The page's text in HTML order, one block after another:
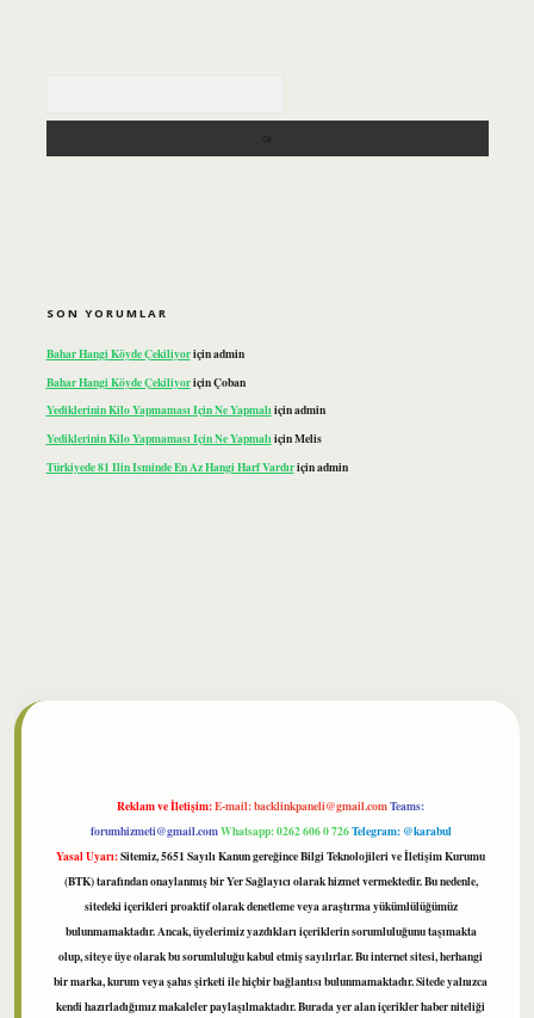
SON YORUMLAR
Bahar Hangi Köyde Çekiliyoriçinadmin
Bahar Hangi Köyde ÇekiliyoriçinÇoban
Yediklerinin Kilo Yapmaması Için Ne Yapmalıiçinadmin
Yediklerinin Kilo Yapmaması Için Ne YapmalıiçinMelis
Türkiyede 81 Ilin Isminde En Az Hangi Harf Vardıriçinadmin
Reklam ve İletişim:E-mail:backlinkpaneli@gmail.comTeams:
forumhizmeti@gmail.comWhatsapp: 0262 606 0 726Telegram: @karabul
Yasal Uyarı:Sitemiz, 5651 Sayılı Kanun gereğince Bilgi Teknolojileri ve İletişim Kurumu
(BTK) tarafından onaylanmış bir Yer Sağlayıcı olarak hizmet vermektedir. Bu nedenle,
sitedeki içerikleri proaktif olarak denetleme veya araştırma yükümlülüğümüz
bulunmamaktadır. Ancak, üyelerimiz yazdıkları içeriklerin sorumluluğunu taşımakta
olup, siteye üye olarak bu sorumluluğu kabul etmiş sayılırlar. Bu internet sitesi, herhangi
bir marka, kurum veya şahıs şirketi ile hiçbir bağlantısı bulunmamaktadır. Sitede yalnızca
kendi hazırladığımız makaleler paylaşılmaktadır. Burada yer alan içerikler haber niteliği